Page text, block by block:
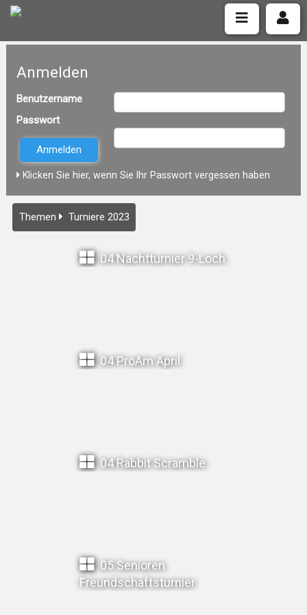
Anmelden
Benutzername
Passwort
Klicken Sie hier, wenn Sie Ihr Passwort vergessen haben
Themen Turniere 2023
04 Nachtturnier 9-Loch
04 ProAm April
04 Rabbit Scramble
05 Senioren
Freundschaftsturnier